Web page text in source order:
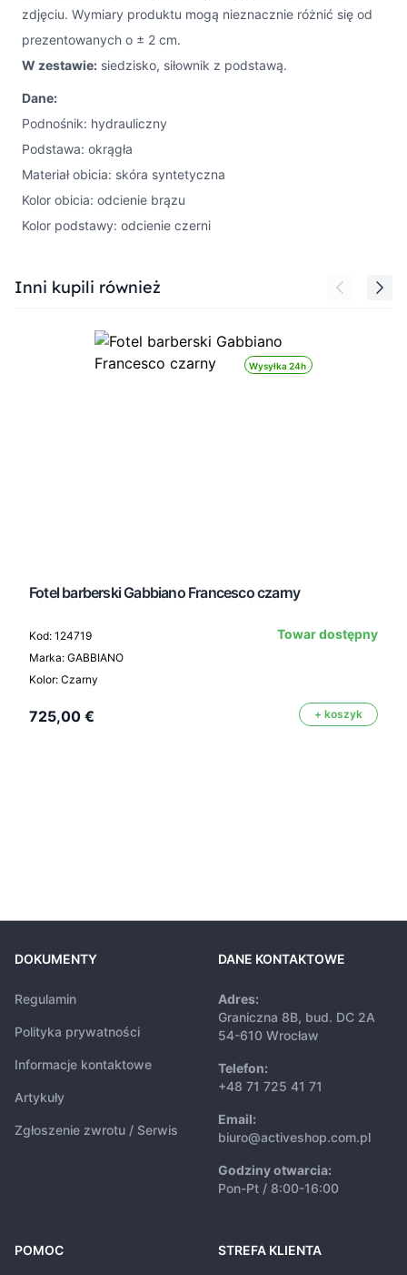
zdjęciu. Wymiary produktu mogą nieznacznie różnić się od
prezentowanych o ± 2 cm.
W zestawie: siedzisko, siłownik z podstawą.
Dane:
Podnośnik: hydrauliczny
Podstawa: okrągła
Materiał obicia: skóra syntetyczna
Kolor obicia: odcienie brązu
Kolor podstawy: odcienie czerni
Press to skip carousel
Inni kupili również
Wysyłka 24h
Fotel barberski Gabbiano Francesco czarny
Kod: 124719
Marka: GABBIANO
Kolor: Czarny
Towar dostępny
725,00 € + koszyk
DOKUMENTY
Regulamin
Polityka prywatności
Informacje kontaktowe
Artykuły
Zgłoszenie zwrotu / Serwis
DANE KONTAKTOWE
Adres:
Graniczna 8B, bud. DC 2A
54-610 Wrocław
Telefon:
+48 71 725 41 71
Email:
biuro@activeshop.com.pl
Godziny otwarcia:
Pon-Pt / 8:00-16:00
POMOC STREFA KLIENTA